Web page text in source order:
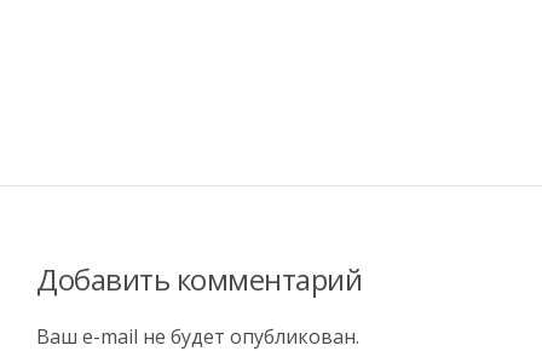
Добавить комментарий
Ваш e-mail не будет опубликован.